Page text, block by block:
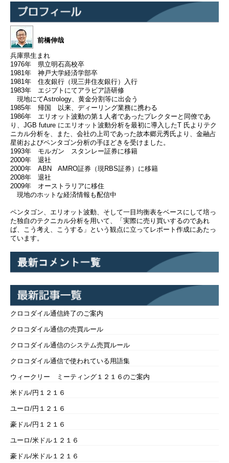
前橋伸哉
兵庫県生まれ
1976年 県立明石高校卒
1981年 神戸大学経済学部卒
1981年 住友銀行（現三井住友銀行）入行
1983年 エジプトにてアラビア語研修
現地にてAstrology、黄金分割等に出会う
1985年 帰国 以来、ディーリング業務に携わる
1986年 エリオット波動の第１人者であったプレクターと同僚であ
り、JGB future にエリオット波動分析を最初に導入したT 氏よりテク
ニカル分析を、また、会社の上司であった故本郷元秀氏より、金融占
星術およびペンタゴン分析の手ほどきを受けました。
1993年 モルガン スタンレー証券に移籍
2000年 退社
2000年 ABN AMRO証券（現RBS証券）に移籍
2008年 退社
2009年 オーストラリアに移住
現地のホットな経済情報も配信中
ペンタゴン、エリオット波動、そして一目均衡表をベースにして培っ
た独自のテクニカル分析を用いて、「実際に売り買いするのであれ
ば、こう考え、こうする」という観点に立ってレポート作成にあたっ
ています。
クロコダイル通信終了のご案内
クロコダイル通信の売買ルール
クロコダイル通信のシステム売買ルール
クロコダイル通信で使われている用語集
ウィークリー ミーティング１２１６のご案内
米ドル/円１２１６
ユーロ/円１２１６
豪ドル/円１２１６
ユーロ/米ドル１２１６
豪ドル/米ドル１２１６